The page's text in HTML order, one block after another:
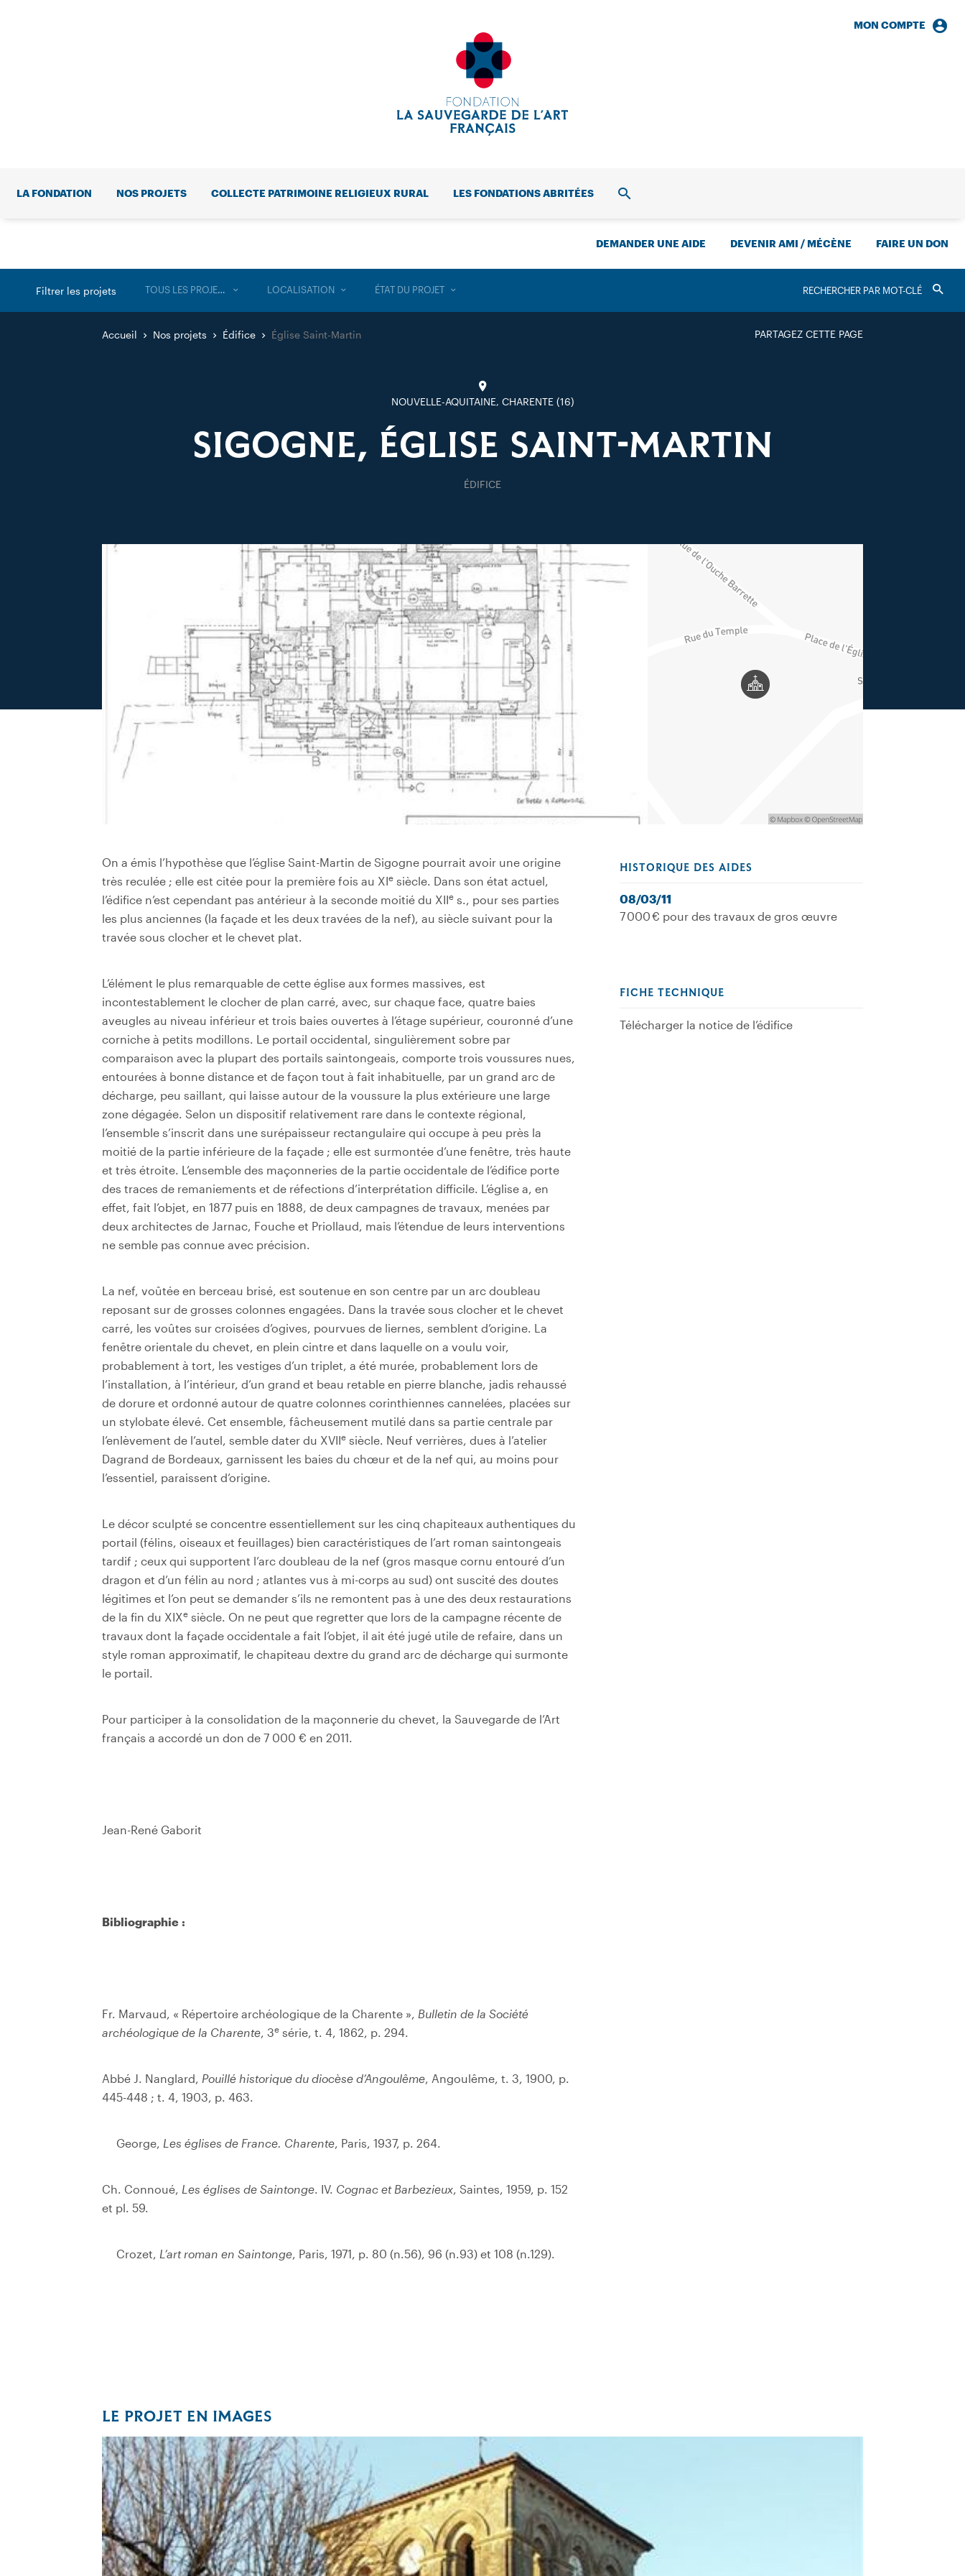
MON COMPTE
LA FONDATION NOS PROJETS COLLECTE PATRIMOINE RELIGIEUX RURAL LES FONDATIONS ABRITÉES RECHERCHE
DEMANDER UNE AIDE DEVENIR AMI / MÉCÈNE FAIRE UN DON
Filtrer les projets
Valider
TOUS LES PROJETS LOCALISATION ÉTAT DU PROJET
PARTAGEZ CETTE PAGE
Accueil Nos projets Édifice Église Saint-Martin
NOUVELLE-AQUITAINE, CHARENTE (16)
SIGOGNE, ÉGLISE SAINT-MARTIN
ÉDIFICE
On a émis l’hypothèse que l’église Saint-Martin de Sigogne pourrait avoir une origine
très reculée ; elle est citée pour la première fois au XIe siècle. Dans son état actuel,
l’édifice n’est cependant pas antérieur à la seconde moitié du XIIe s., pour ses parties
les plus anciennes (la façade et les deux travées de la nef), au siècle suivant pour la
travée sous clocher et le chevet plat.
L’élément le plus remarquable de cette église aux formes massives, est
incontestablement le clocher de plan carré, avec, sur chaque face, quatre baies
aveugles au niveau inférieur et trois baies ouvertes à l’étage supérieur, couronné d’une
corniche à petits modillons. Le portail occidental, singulièrement sobre par
comparaison avec la plupart des portails saintongeais, comporte trois voussures nues,
entourées à bonne distance et de façon tout à fait inhabituelle, par un grand arc de
décharge, peu saillant, qui laisse autour de la voussure la plus extérieure une large
zone dégagée. Selon un dispositif relativement rare dans le contexte régional,
l’ensemble s’inscrit dans une surépaisseur rectangulaire qui occupe à peu près la
moitié de la partie inférieure de la façade ; elle est surmontée d’une fenêtre, très haute
et très étroite. L’ensemble des maçonneries de la partie occidentale de l’édifice porte
des traces de remaniements et de réfections d’interprétation difficile. L’église a, en
effet, fait l’objet, en 1877 puis en 1888, de deux campagnes de travaux, menées par
deux architectes de Jarnac, Fouche et Priollaud, mais l’étendue de leurs interventions
ne semble pas connue avec précision.
La nef, voûtée en berceau brisé, est soutenue en son centre par un arc doubleau
reposant sur de grosses colonnes engagées. Dans la travée sous clocher et le chevet
carré, les voûtes sur croisées d’ogives, pourvues de liernes, semblent d’origine. La
fenêtre orientale du chevet, en plein cintre et dans laquelle on a voulu voir,
probablement à tort, les vestiges d’un triplet, a été murée, probablement lors de
l’installation, à l’intérieur, d’un grand et beau retable en pierre blanche, jadis rehaussé
de dorure et ordonné autour de quatre colonnes corinthiennes cannelées, placées sur
un stylobate élevé. Cet ensemble, fâcheusement mutilé dans sa partie centrale par
l’enlèvement de l’autel, semble dater du XVIIe siècle. Neuf verrières, dues à l’atelier
Dagrand de Bordeaux, garnissent les baies du chœur et de la nef qui, au moins pour
l’essentiel, paraissent d’origine.
Le décor sculpté se concentre essentiellement sur les cinq chapiteaux authentiques du
portail (félins, oiseaux et feuillages) bien caractéristiques de l’art roman saintongeais
tardif ; ceux qui supportent l’arc doubleau de la nef (gros masque cornu entouré d’un
dragon et d’un félin au nord ; atlantes vus à mi-corps au sud) ont suscité des doutes
légitimes et l’on peut se demander s’ils ne remontent pas à une des deux restaurations
de la fin du XIXe siècle. On ne peut que regretter que lors de la campagne récente de
travaux dont la façade occidentale a fait l’objet, il ait été jugé utile de refaire, dans un
style roman approximatif, le chapiteau dextre du grand arc de décharge qui surmonte
le portail.
Pour participer à la consolidation de la maçonnerie du chevet, la Sauvegarde de l’Art
français a accordé un don de 7 000 € en 2011.
Jean-René Gaborit
Bibliographie :
Fr. Marvaud, « Répertoire archéologique de la Charente », Bulletin de la Société
archéologique de la Charente, 3e série, t. 4, 1862, p. 294.
Abbé J. Nanglard, Pouillé historique du diocèse d’Angoulême, Angoulême, t. 3, 1900, p.
445-448 ; t. 4, 1903, p. 463.
George, Les églises de France. Charente, Paris, 1937, p. 264.
Ch. Connoué, Les églises de Saintonge. IV. Cognac et Barbezieux, Saintes, 1959, p. 152
et pl. 59.
Crozet, L’art roman en Saintonge, Paris, 1971, p. 80 (n.56), 96 (n.93) et 108 (n.129).
HISTORIQUE DES AIDES
08/03/11
7 000 € pour des travaux de gros œuvre
FICHE TECHNIQUE
Télécharger la notice de l’édifice
LE PROJET EN IMAGES